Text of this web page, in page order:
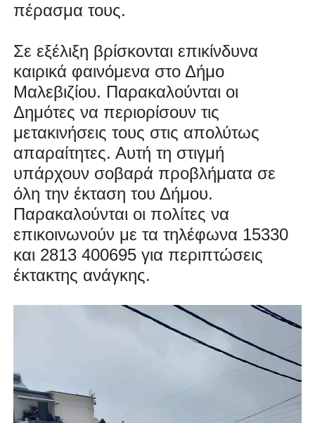
πέρασμα τους.
Σε εξέλιξη βρίσκονται επικίνδυνα
καιρικά φαινόμενα στο Δήμο
Μαλεβιζίου. Παρακαλούνται οι
Δημότες να περιορίσουν τις
μετακινήσεις τους στις απολύτως
απαραίτητες. Αυτή τη στιγμή
υπάρχουν σοβαρά προβλήματα σε
όλη την έκταση του Δήμου.
Παρακαλούνται οι πολίτες να
επικοινωνούν με τα τηλέφωνα 15330
και 2813 400695 για περιπτώσεις
έκτακτης ανάγκης.